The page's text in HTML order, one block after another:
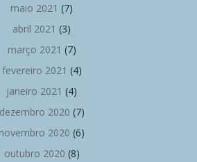
maio 2021 (7)
abril 2021 (3)
março 2021 (7)
fevereiro 2021 (4)
janeiro 2021 (4)
dezembro 2020 (7)
novembro 2020 (6)
outubro 2020 (8)